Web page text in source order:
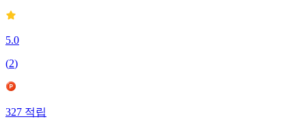
5.0
(2)
327적립